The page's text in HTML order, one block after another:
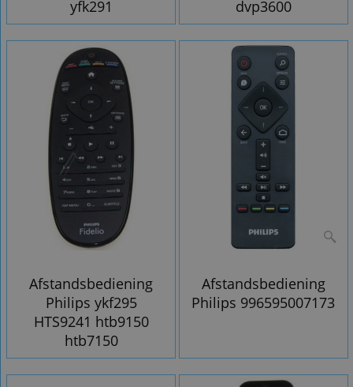
yfk291
dvp3600
Afstandsbediening
Philips ykf295
HTS9241 htb9150
htb7150
Afstandsbediening
Philips 996595007173